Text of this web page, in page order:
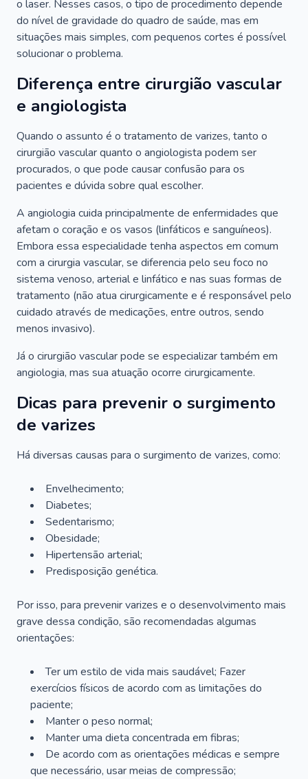
o laser. Nesses casos, o tipo de procedimento depende
do nível de gravidade do quadro de saúde, mas em
situações mais simples, com pequenos cortes é possível
solucionar o problema.
Diferença entre cirurgião vascular
e angiologista
Quando o assunto é o tratamento de varizes, tanto o
cirurgião vascular quanto o angiologista podem ser
procurados, o que pode causar confusão para os
pacientes e dúvida sobre qual escolher.
A angiologia cuida principalmente de enfermidades que
afetam o coração e os vasos (linfáticos e sanguíneos).
Embora essa especialidade tenha aspectos em comum
com a cirurgia vascular, se diferencia pelo seu foco no
sistema venoso, arterial e linfático e nas suas formas de
tratamento (não atua cirurgicamente e é responsável pelo
cuidado através de medicações, entre outros, sendo
menos invasivo).
Já o cirurgião vascular pode se especializar também em
angiologia, mas sua atuação ocorre cirurgicamente.
Dicas para prevenir o surgimento
de varizes
Há diversas causas para o surgimento de varizes, como:
Envelhecimento;
Diabetes;
Sedentarismo;
Obesidade;
Hipertensão arterial;
Predisposição genética.
Por isso, para prevenir varizes e o desenvolvimento mais
grave dessa condição, são recomendadas algumas
orientações:
Ter um estilo de vida mais saudável; Fazer
exercícios físicos de acordo com as limitações do
paciente;
Manter o peso normal;
Manter uma dieta concentrada em fibras;
De acordo com as orientações médicas e sempre
que necessário, usar meias de compressão;